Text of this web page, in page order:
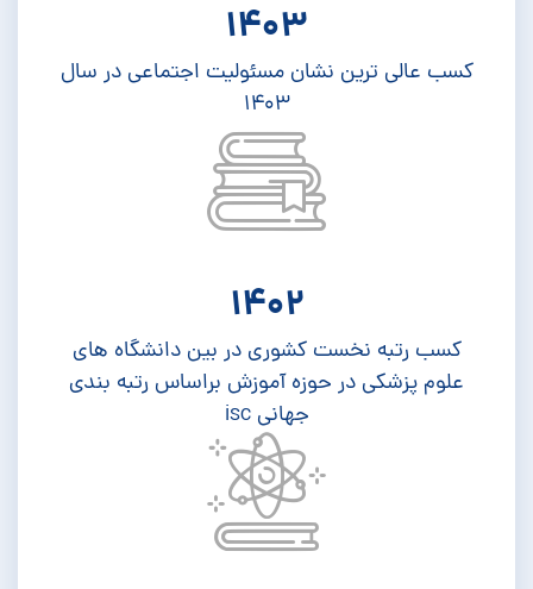
1403
کسب عالی ترین نشان مسئولیت اجتماعی در سال
1403
1402
کسب رتبه نخست کشوری در بین دانشگاه های
علوم پزشکی در حوزه آموزش براساس رتبه بندی
جهانی isc